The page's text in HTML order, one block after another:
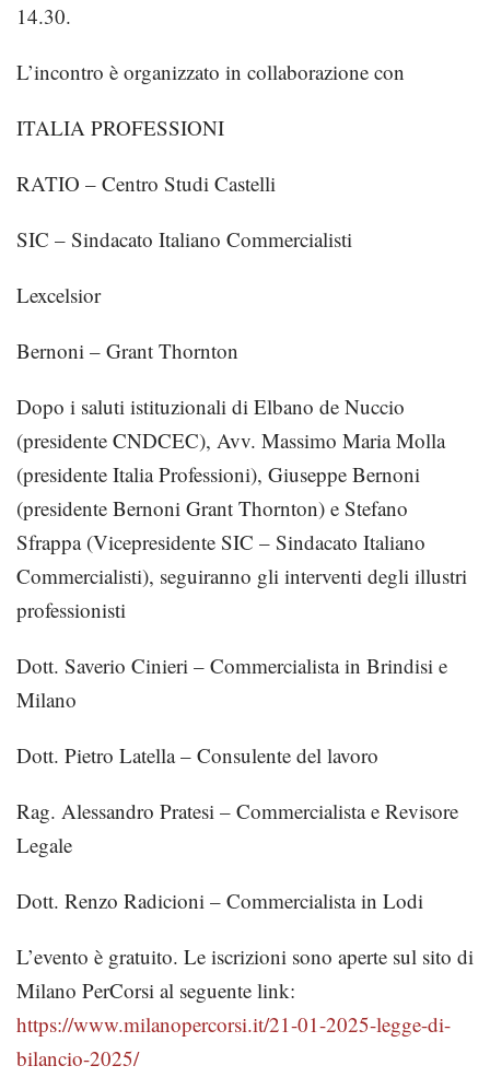
14.30.
L’incontro è organizzato in collaborazione con
ITALIA PROFESSIONI
RATIO – Centro Studi Castelli
SIC – Sindacato Italiano Commercialisti
Lexcelsior
Bernoni – Grant Thornton
Dopo i saluti istituzionali di Elbano de Nuccio
(presidente CNDCEC), Avv. Massimo Maria Molla
(presidente Italia Professioni), Giuseppe Bernoni
(presidente Bernoni Grant Thornton) e Stefano
Sfrappa (Vicepresidente SIC – Sindacato Italiano
Commercialisti), seguiranno gli interventi degli illustri
professionisti
Dott. Saverio Cinieri – Commercialista in Brindisi e
Milano
Dott. Pietro Latella – Consulente del lavoro
Rag. Alessandro Pratesi – Commercialista e Revisore
Legale
Dott. Renzo Radicioni – Commercialista in Lodi
L’evento è gratuito. Le iscrizioni sono aperte sul sito di
Milano PerCorsi al seguente link:
https://www.milanopercorsi.it/21-01-2025-legge-di-
bilancio-2025/